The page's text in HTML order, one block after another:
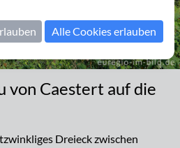
von Caestert auf die
Dreieck zwischen
Alle Cookies erlauben